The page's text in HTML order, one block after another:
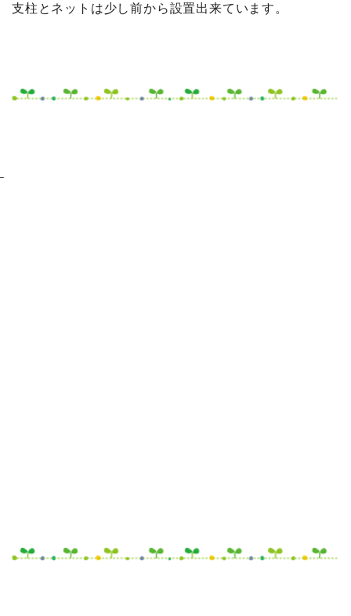
支柱とネットは少し前から設置出来ています。